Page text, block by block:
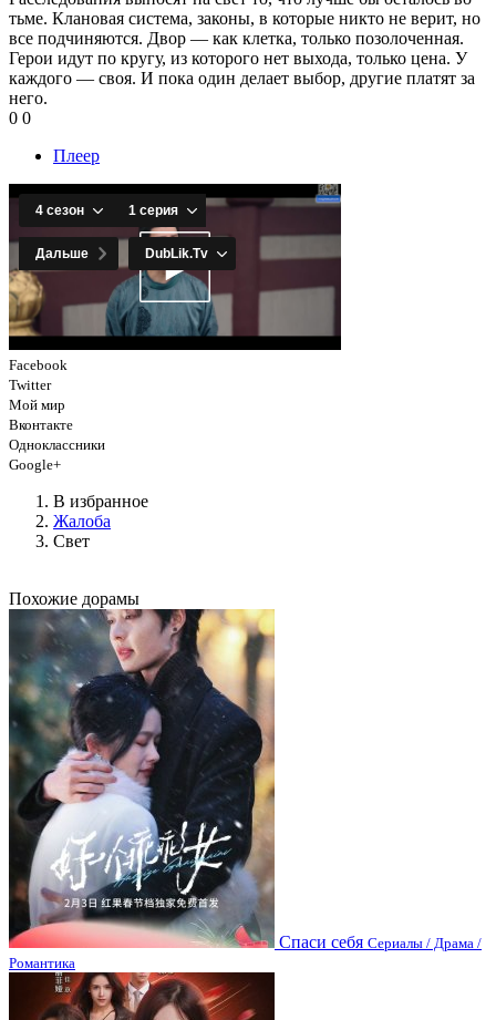
тьме. Клановая система, законы, в которые никто не верит, но
все подчиняются. Двор — как клетка, только позолоченная.
Герои идут по кругу, из которого нет выхода, только цена. У
каждого — своя. И пока один делает выбор, другие платят за
него.
0 0
Плеер
Facebook
Twitter
Мой мир
Вконтакте
Одноклассники
Google+
В избранное
Жалоба
Свет
Похожие дорамы
Спаси себя Сериалы / Драма /
Романтика